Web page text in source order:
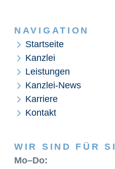
NAVIGATION
Startseite
Kanzlei
Leistungen
Kanzlei-News
Karriere
Kontakt
WIR SIND FÜR
Mo–Do: